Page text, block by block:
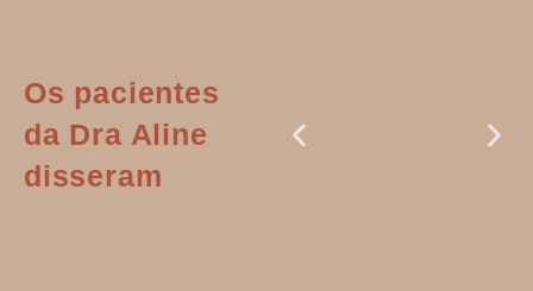
Os pacientes
da Dra Aline
disseram